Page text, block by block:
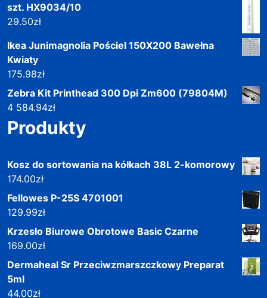
szt. HX9034/10
29.50zł
Ikea Junimagnolia Pościel 150X200 Bawełna
Kwiaty
175.98zł
Zebra Kit Printhead 300 Dpi Zm600 (79804M)
4 584.94zł
Produkty
Kosz do sortowania na kółkach 38L 2-komorowy
174.00zł
Fellowes P-25S 4701001
129.99zł
Krzesło Biurowe Obrotowe Basic Czarne
169.00zł
Dermaheal Sr Przeciwzmarszczkowy Preparat
5ml
44.00zł